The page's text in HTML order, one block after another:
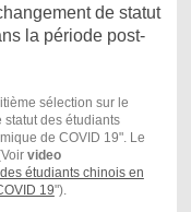
de statut
la période post-
sélection sur le
des étudiants
de COVID 19". Le
video
étudiants chinois en
19") .